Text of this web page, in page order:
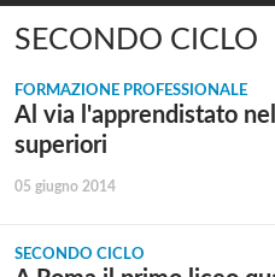
SECONDO CICLO
FORMAZIONE PROFESSIONALE
Al via l'apprendistato
superiori
05 giugno 2014
SECONDO CICLO